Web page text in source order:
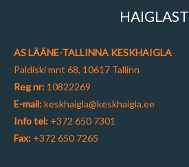
HAIGLAST
AS LÄÄNE-TALLINNA KESKHAIGLA
Paldiski mnt 68, 10617 Tallinn
Reg nr: 10822269
E-mail:keskhaigla@keskhaigla.ee
Info tel: +372 650 7301
Fax: +372 650 7265